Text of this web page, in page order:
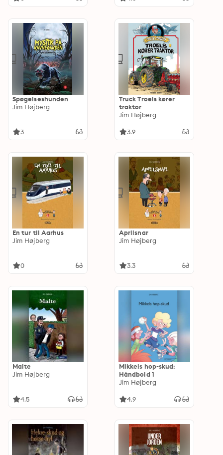
Spøgelseshunden
Jim Højberg
3
Truck Troels kører
traktor
Jim Højberg
3.9
En tur til Aarhus
Jim Højberg
0
Aprilsnar
Jim Højberg
3.3
Malte
Jim Højberg
4.5
Mikkels hop-skud:
Håndbold 1
Jim Højberg
4.9